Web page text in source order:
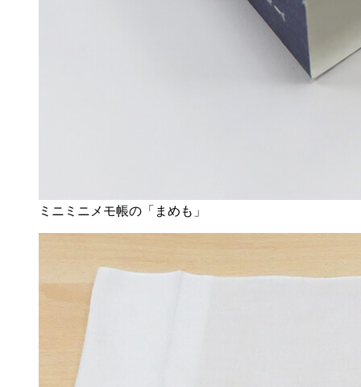
ミニミニメモ帳の「まめも」